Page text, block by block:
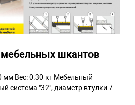
шкантов
мм Вес: 0.30 кг Мебельный
система "32", диаметр втулки 7